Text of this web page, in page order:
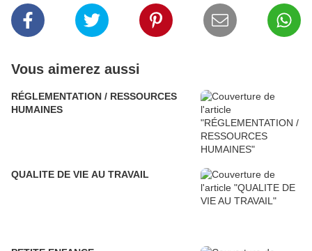
Vous aimerez aussi
RÉGLEMENTATION / RESSOURCES
HUMAINES
QUALITE DE VIE AU TRAVAIL